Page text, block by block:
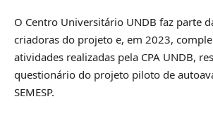
O Centro Universitário UNDB faz parte
criadoras do projeto e, em 2023,
atividades realizadas pela CPA UNDB,
questionário do projeto piloto de
SEMESP.